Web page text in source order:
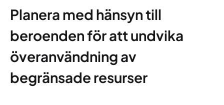
Planera med hänsyn till
beroenden för att undvika
överanvändning av
begränsade resurser